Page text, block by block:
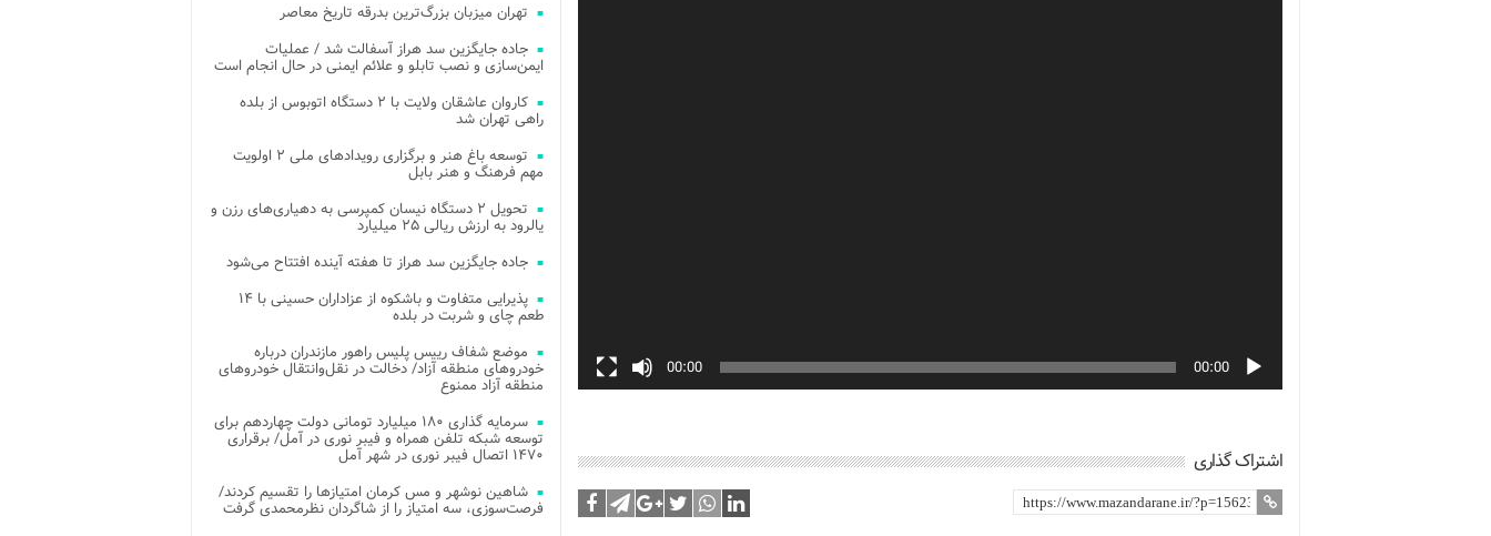
00:00
02:34
اشتراک گذاری
تهران میزبان بزرگ‌ترین بدرقه تاریخ معاصر
جاده جایگزین سد هراز آسفالت شد / عملیات
ایمن‌سازی و نصب تابلو و علائم ایمنی در حال انجام است
کاروان عاشقان ولایت با ۲ دستگاه اتوبوس از بلده
راهی تهران شد
توسعه باغ هنر و برگزاری رویدادهای ملی ۲ اولویت
مهم فرهنگ و هنر بابل
تحویل ۲ دستگاه نیسان کمپرسی به دهیاری‌های رزن و
یالرود به ارزش ریالی ۲۵ میلیارد
جاده جایگزین سد هراز تا هفته آینده افتتاح می‌شود
پذیرایی متفاوت و باشکوه از عزاداران حسینی با ۱۴
طعم چای و شربت در بلده
موضع شفاف رییس پلیس راهور مازندران درباره
خودروهای منطقه آزاد/ دخالت در نقل‌وانتقال خودروهای
منطقه آزاد ممنوع
سرمایه گذاری ۱۸۰ میلیارد تومانی دولت چهاردهم برای
توسعه شبکه تلفن همراه و فیبر نوری در آمل/ برقراری
۱۴۷۰ اتصال فیبر نوری در شهر آمل
شاهین نوشهر و مس کرمان امتیازها را تقسیم کردند/
فرصت‌سوزی، سه امتیاز را از شاگردان نظرمحمدی گرفت